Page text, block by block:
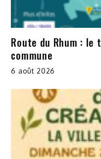
Route du Rhum :
commune
6 août 2026